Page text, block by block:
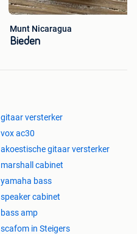
Munt Nicaragua
Bieden
gitaar versterker
vox ac30
akoestische gitaar versterker
marshall cabinet
yamaha bass
speaker cabinet
bass amp
scafom in Steigers